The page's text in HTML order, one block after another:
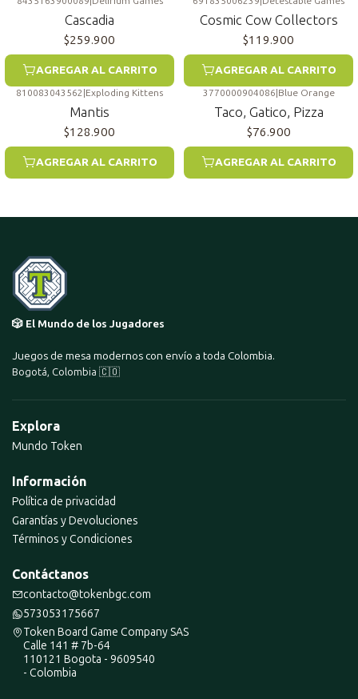
Cascadia
$259.900
AGREGAR AL CARRITO
Cosmic Cow Collectors
$119.900
AGREGAR AL CARRITO
810083043562 Exploding Kittens
Mantis
$128.900
AGREGAR AL CARRITO
3770000904086 Blue Orange
Taco, Gatico, Pizza
$76.900
AGREGAR AL CARRITO
🎲 El Mundo de los Jugadores
Juegos de mesa modernos con envío a toda Colombia.
Bogotá, Colombia 🇨🇴
Explora
Mundo Token
Información
Política de privacidad
Garantías y Devoluciones
Términos y Condiciones
Contáctanos
contacto@tokenbgc.com
573053175667
Token Board Game Company SAS
Calle 141 # 7b-64
110121 Bogota - 9609540
- Colombia